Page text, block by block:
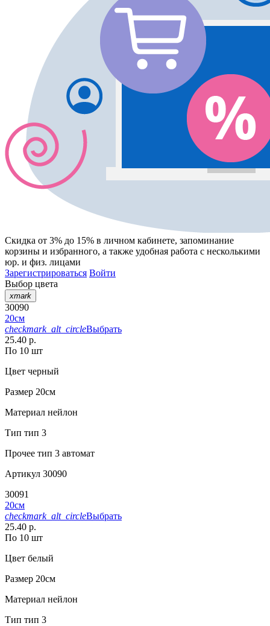
Скидка от 3% до 15% в личном кабинете, запоминание
корзины и избранного, а также удобная работа с несколькими
юр. и физ. лицами
Зарегистрироваться Войти
Выбор цвета
xmark
30090
20см
checkmark_alt_circleВыбрать
25.40 р.
По 10 шт
Цвет черный
Размер 20см
Материал нейлон
Тип тип 3
Прочее тип 3 автомат
Артикул 30090
30091
20см
checkmark_alt_circleВыбрать
25.40 р.
По 10 шт
Цвет белый
Размер 20см
Материал нейлон
Тип тип 3